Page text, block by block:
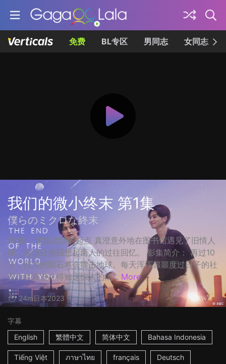
免费 BL专区 男同志 女同志
我们的微小终末 第1集
僕らのミクロな終末
第1集：危险恋情的起点 真澄意外地在图书馆遇见了旧情人
律，这也让他回想起两人的过往回忆。 影集简介： 再过10
天，巨大的陨石将会撞击地球。每天浑浑噩噩度过日子的社
畜仁科真澄在得知这惊人的消... More
24m日本2023
字幕
English
繁體中文 简体中文 Bahasa Indonesia
Tiếng Việt ภาษาไทย français Deutsch